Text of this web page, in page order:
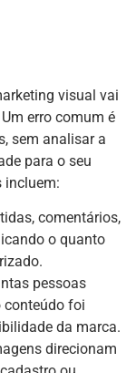
visual vai
erro comum é
sem analisar a
para o seu
incluem:
comentários,
o quanto
pessoas
conteúdo foi
da marca.
direcionam